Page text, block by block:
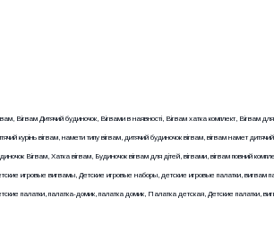
Вігвам Дитячий будиночок, Вігвами в наявності, Вігвам хатка комплект, Вігвам
курінь вігвам, намети типу вігвам, дитячий будиночок вігвам, вігвам намет
Вігвам, Хатка вігвам, Будиночок вігвам для дітей, вігвами, вігвам повний
игровые вигвамы, Детские игровые наборы, детские игровые палатки,
палатки, палатка-домик, палатка домик, Палатка детская, Детские палатки,